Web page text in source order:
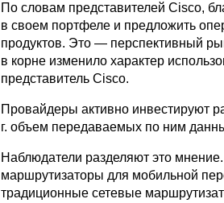
По словам представителей Cisco,
в своем портфеле и предложить
продуктов. Это — перспективный
в корне изменило характер
представитель Cisco.
Провайдеры активно инвестируют
г. объем передаваемых по ним
Наблюдатели разделяют это
маршрутизаторы для мобильной
традиционные сетевые